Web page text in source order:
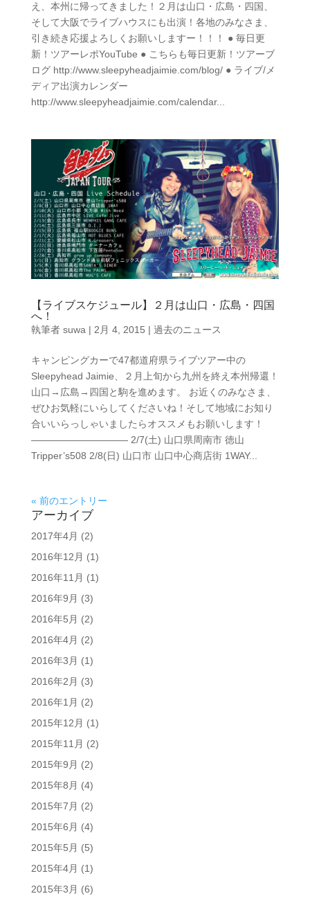
え、本州に帰ってきました！２月は山口・広島・四国、
そして大阪でライブハウスにも出演！各地のみなさま、
引き続き応援よろしくお願いしますー！！！ ● 毎日更
新！ツアーレポYouTube ● こちらも毎日更新！ツアーブ
ログ http://www.sleepyheadjaimie.com/blog/ ● ライブ/メ
ディア出演カレンダー
http://www.sleepyheadjaimie.com/calendar...
【ライブスケジュール】２月は山口・広島・四国
へ！
執筆者 suwa | 2月 4, 2015 | 過去のニュース
キャンピングカーで47都道府県ライブツアー中の
Sleepyhead Jaimie、２月上旬から九州を終え本州帰還！
山口→広島→四国と駒を進めます。 お近くのみなさま、
ぜひお気軽にいらしてくださいね！そして地域にお知り
合いいらっしゃいましたらオススメもお願いします！
—————————— 2/7(土) 山口県周南市 徳山
Tripper’s508 2/8(日) 山口市 山口中心商店街 1WAY...
« 前のエントリー
アーカイブ
2017年4月 (2)
2016年12月 (1)
2016年11月 (1)
2016年9月 (3)
2016年5月 (2)
2016年4月 (2)
2016年3月 (1)
2016年2月 (3)
2016年1月 (2)
2015年12月 (1)
2015年11月 (2)
2015年9月 (2)
2015年8月 (4)
2015年7月 (2)
2015年6月 (4)
2015年5月 (5)
2015年4月 (1)
2015年3月 (6)